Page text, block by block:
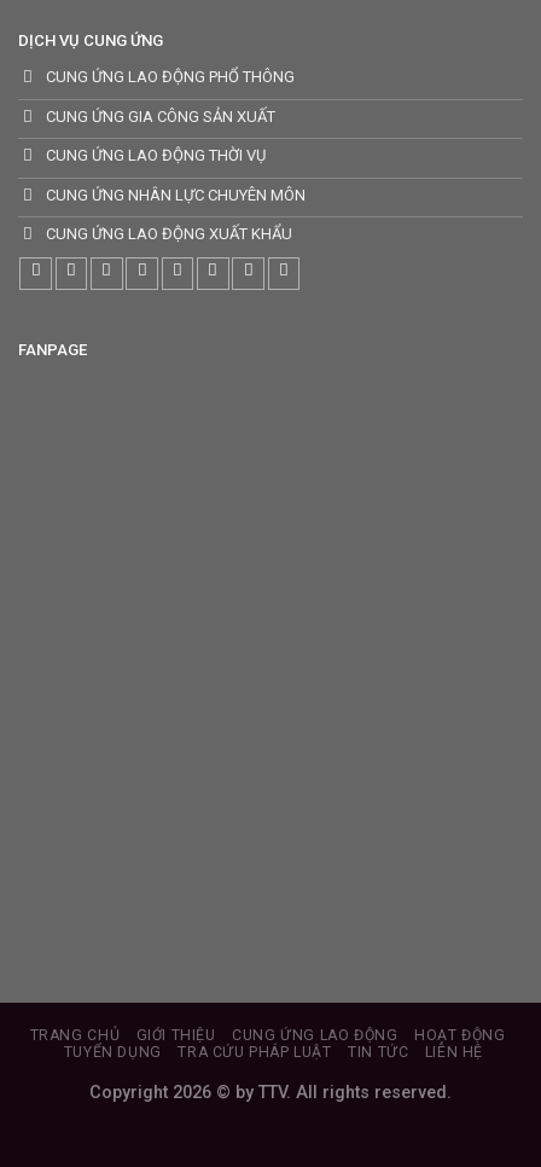
DỊCH VỤ CUNG ỨNG
CUNG ỨNG LAO ĐỘNG PHỔ THÔNG
CUNG ỨNG GIA CÔNG SẢN XUẤT
CUNG ỨNG LAO ĐỘNG THỜI VỤ
CUNG ỨNG NHÂN LỰC CHUYÊN MÔN
CUNG ỨNG LAO ĐỘNG XUẤT KHẨU
FANPAGE
TRANG CHỦ GIỚI THIỆU CUNG ỨNG LAO ĐỘNG
HOẠT ĐỘNG
TUYỂN DỤNG
TRA CỨU PHÁP LUẬT TIN TỨC LIÊN HỆ
Copyright 2026 © by TTV. All rights reserved.